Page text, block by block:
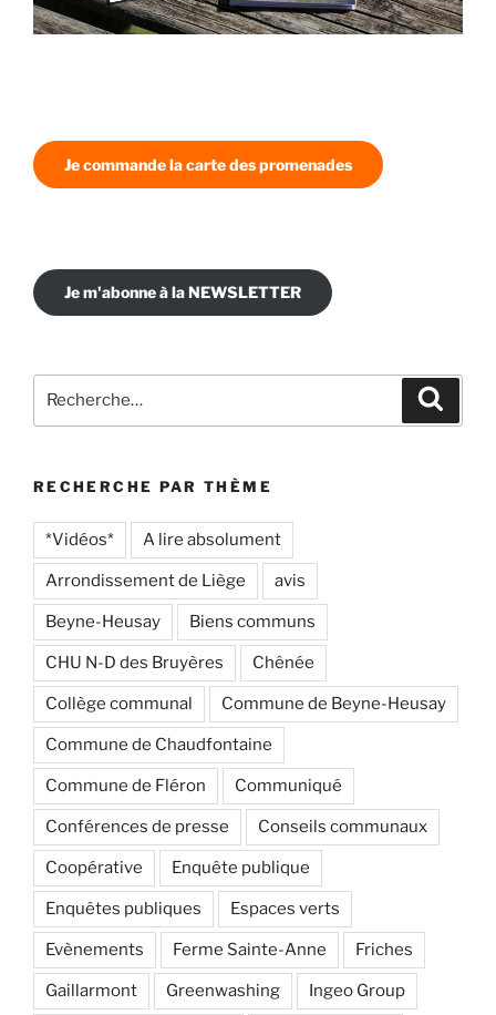
Je commande la carte des promenades
Je m'abonne à la NEWSLETTER
pour
RECHERCHE PAR THÈME
*Vidéos* A lire absolument
Arrondissement de Liège avis
Beyne-Heusay Biens communs
CHU N-D des Bruyères Chênée
Collège communal Commune de Beyne-Heusay
Commune de Chaudfontaine
Commune de Fléron Communiqué
Conférences de presse Conseils communaux
Coopérative Enquête publique
Enquêtes publiques Espaces verts
Evènements Ferme Sainte-Anne Friches
Gaillarmont Greenwashing Ingeo Group